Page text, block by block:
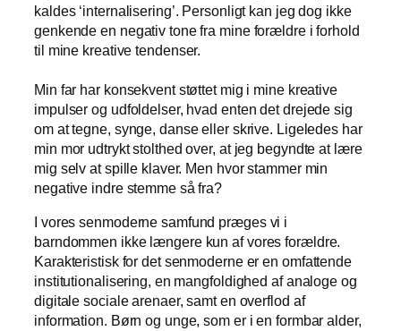
kaldes ‘internalisering’. Personligt kan jeg dog ikke
genkende en negativ tone fra mine forældre i forhold
til mine kreative tendenser.
Min far har konsekvent støttet mig i mine kreative
impulser og udfoldelser, hvad enten det drejede sig
om at tegne, synge, danse eller skrive. Ligeledes har
min mor udtrykt stolthed over, at jeg begyndte at lære
mig selv at spille klaver. Men hvor stammer min
negative indre stemme så fra?
I vores senmoderne samfund præges vi i
barndommen ikke længere kun af vores forældre.
Karakteristisk for det senmoderne er en omfattende
institutionalisering, en mangfoldighed af analoge og
digitale sociale arenaer, samt en overflod af
information. Børn og unge, som er i en formbar alder,